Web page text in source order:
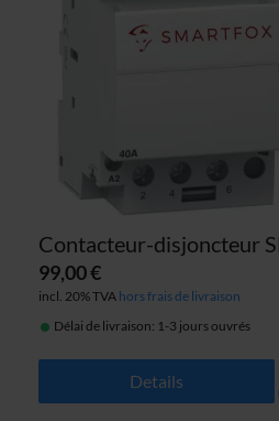
99,00 €
incl. 20% TVA hors frais de livraison
Délai de livraison: 1-3 jours ouvrés
Details